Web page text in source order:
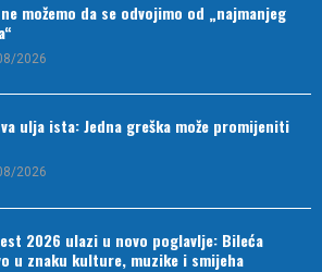
možemo da se odvojimo od „najmanjeg
2026
ulja ista: Jedna greška može promijeniti
2026
2026 ulazi u novo poglavlje: Bileća
u znaku kulture, muzike i smijeha